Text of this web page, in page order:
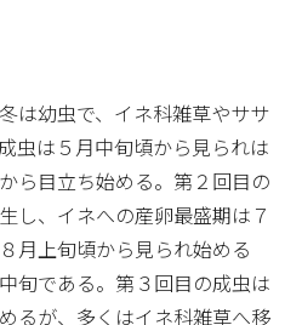
は幼虫で、イネ科雑草やササ
虫は５月中旬頃から見られは
ら目立ち始める。第２回目の
し、イネへの産卵最盛期は７
月上旬頃から見られ始める
旬である。第３回目の成虫は
るが、多くはイネ科雑草へ移